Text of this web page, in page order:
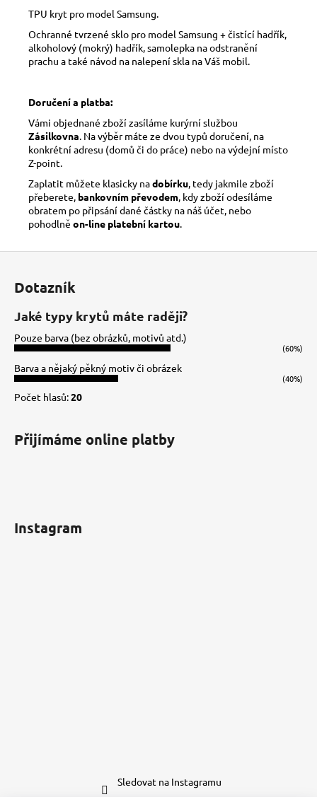
TPU kryt pro model Samsung.
Ochranné tvrzené sklo pro model Samsung + čistící hadřík,
alkoholový (mokrý) hadřík, samolepka na odstranění
prachu a také návod na nalepení skla na Váš mobil.
Doručení a platba:
Vámi objednané zboží zasíláme kurýrní službou
Zásilkovna . Na výběr máte ze dvou typů doručení, na
konkrétní adresu (domů či do práce) nebo na výdejní místo
Z-point.
Zaplatit můžete klasicky nadobírku , tedy jakmile zboží
přeberete, bankovním převodem , kdy zboží odesíláme
obratem po připsání dané částky na náš účet, nebo
pohodlně on-line platební kartou
Dotazník
Jaké typy krytů máte raději?
Pouze barva (bez obrázků, motivů atd.)
(60%)
Barva a nějaký pěkný motiv či obrázek
(40%)
Počet hlasů:20
Přijímáme online platby
Instagram
Sledovat na Instagramu